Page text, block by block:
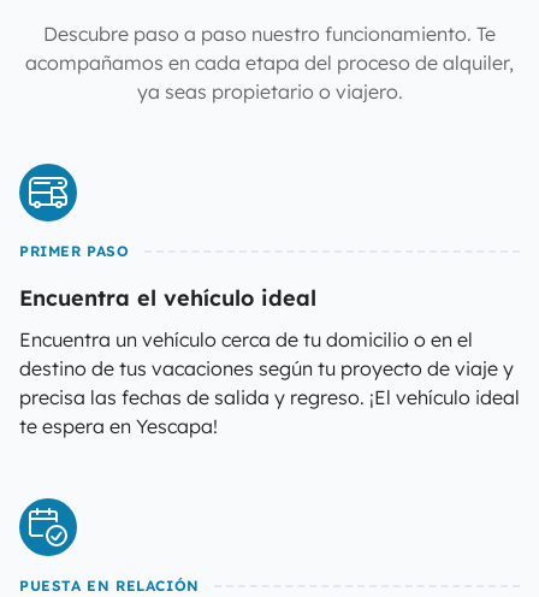
Descubre paso a paso nuestro funcionamiento. Te
acompañamos en cada etapa del proceso de alquiler,
ya seas propietario o viajero.
PRIMER PASO
Encuentra el vehículo ideal
Encuentra un vehículo cerca de tu domicilio o en el
destino de tus vacaciones según tu proyecto de viaje y
precisa las fechas de salida y regreso. ¡El vehículo ideal
te espera en Yescapa!
PUESTA EN RELACIÓN